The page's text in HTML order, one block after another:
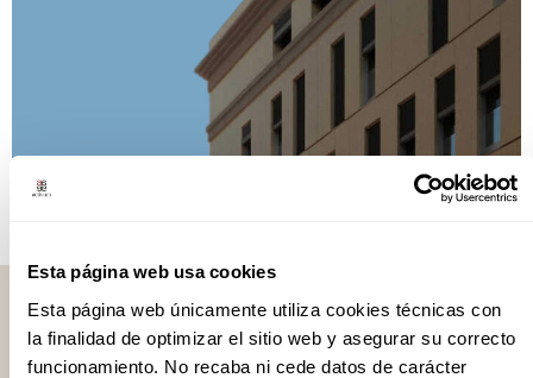
Esta página web usa cookies
Esta página web únicamente utiliza cookies técnicas con
la finalidad de optimizar el sitio web y asegurar su correcto
funcionamiento. No recaba ni cede datos de carácter